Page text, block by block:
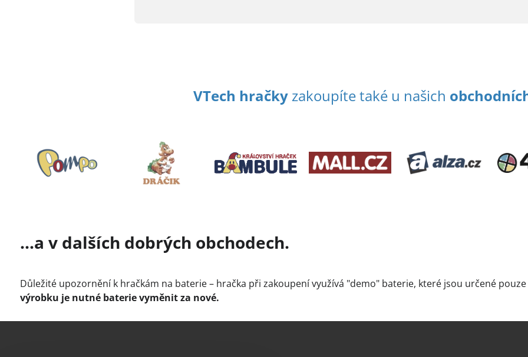
VTech hračkyzakoupíte také u našich
...a v dalších dobrých obchodech.
Důležité upozornění k hračkám na baterie – hračka při zakoupení využívá "demo" baterie, které jsou určené
výrobku je nutné baterie vyměnit za nové.